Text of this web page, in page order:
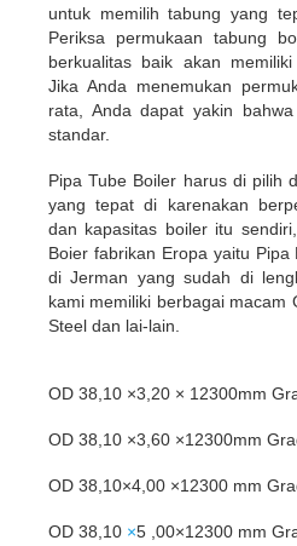
untuk memilih tabung yang
Periksa permukaan tabung
berkualitas baik akan
Jika Anda menemukan
rata, Anda dapat yakin
standar.
Pipa Tube Boiler harus di pilih
yang tepat di karenakan
dan kapasitas boiler itu
Boier fabrikan Eropa yaitu Pipa
di Jerman yang sudah di
kami memiliki berbagai macam
Steel dan lai-lain.
OD 38,10 ×3,20 × 12300mm
OD 38,10 ×3,60 ×12300mm
OD 38,10×4,00 ×12300 mm
OD 38,10 ×5 ,00×12300 mm